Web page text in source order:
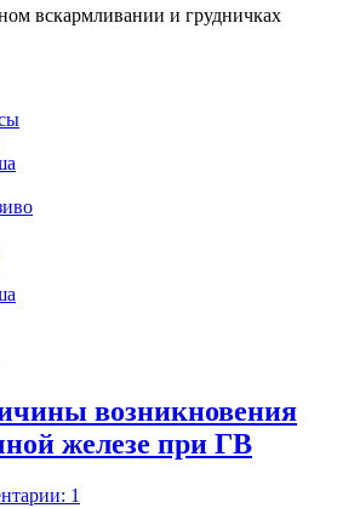
вскармливании и грудничках
возникновения
железе при ГВ
1